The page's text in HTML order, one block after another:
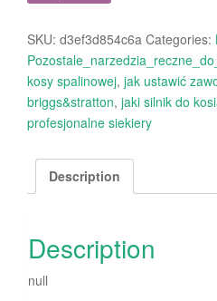
SKU: d3ef3d854c6a Categories:
kosy spalinowej, jak ustawić
briggs&stratton, jaki silnik do
profesjonalne siekiery
Description
Description
null